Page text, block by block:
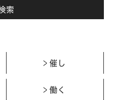
催し
働く